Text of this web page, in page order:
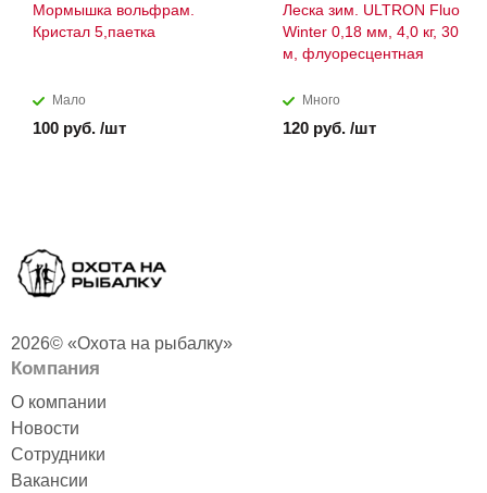
Мормышка вольфрам.
Кристал 5,паетка
Мало
100 руб. /шт
Леска зим. ULTRON Fluo
Winter 0,18 мм, 4,0 кг, 30
м, флуоресцентная
Много
120 руб. /шт
2026© «Охота на рыбалку»
Компания
О компании
Новости
Сотрудники
Вакансии